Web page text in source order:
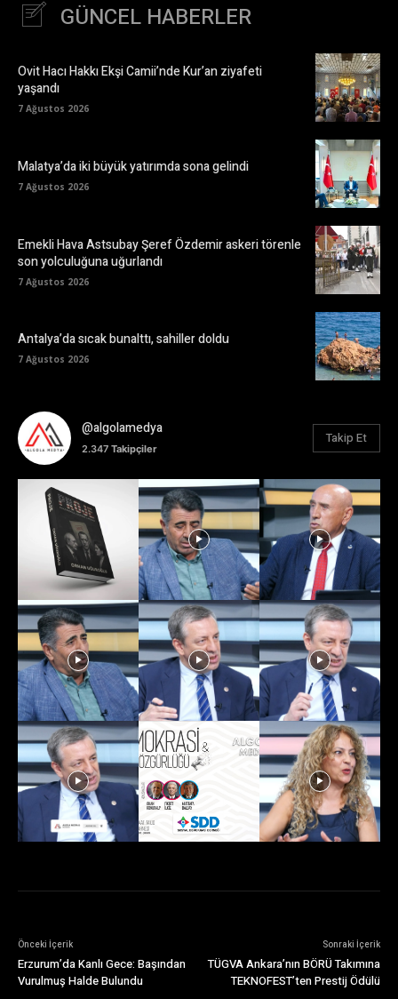
GÜNCEL HABERLER
Ovit Hacı Hakkı Ekşi Camii’nde Kur’an ziyafeti
yaşandı
7 Ağustos 2026
Malatya’da iki büyük yatırımda sona gelindi
7 Ağustos 2026
Emekli Hava Astsubay Şeref Özdemir askeri törenle
son yolculuğuna uğurlandı
7 Ağustos 2026
Antalya’da sıcak bunalttı, sahiller doldu
7 Ağustos 2026
@algolamedya
2.347 Takipçiler
Takip Et
Önceki İçerik
Erzurum’da Kanlı Gece: Başından
Vurulmuş Halde Bulundu
Sonraki İçerik
TÜGVA Ankara’nın BÖRÜ Takımına
TEKNOFEST’ten Prestij Ödülü